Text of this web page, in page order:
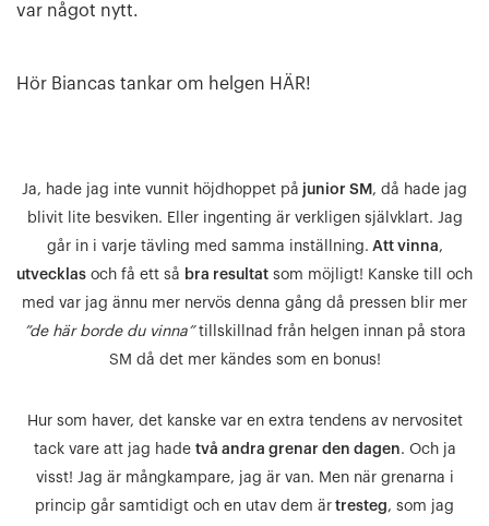
var något nytt.
Hör Biancas tankar om helgen HÄR!
Ja, hade jag inte vunnit höjdhoppet på junior SM , då hade jag
blivit lite besviken. Eller ingenting är verkligen självklart. Jag
går in i varje tävling med samma inställning. Att vinna,
utvecklas och få ett så bra resultat som möjligt! Kanske till och
med var jag ännu mer nervös denna gång då pressen blir mer
”de här borde du vinna”tillskillnad från helgen innan på stora
SM då det mer kändes som en bonus!
Hur som haver, det kanske var en extra tendens av nervositet
tack vare att jag hade två andra grenar den dagen. Och ja
visst! Jag är mångkampare, jag är van. Men när grenarna i
princip går samtidigt och en utav dem är tresteg, som jag